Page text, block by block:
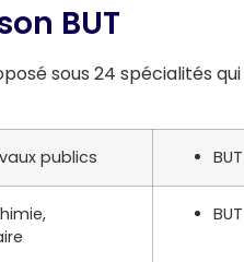
BUT
sous 24 spécialités
publics